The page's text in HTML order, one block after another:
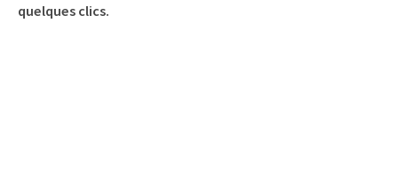
quelques clics.